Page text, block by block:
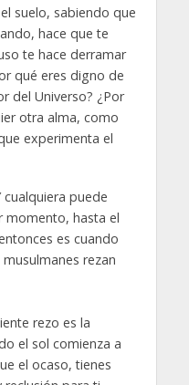
suelo, sabiendo que
hace que te
te hace derramar
qué eres digno de
del Universo? ¿Por
otra alma, como
experimenta el
puede
momento, hasta el
es cuando
rezan
rezo es la
el sol comienza a
el ocaso, tienes